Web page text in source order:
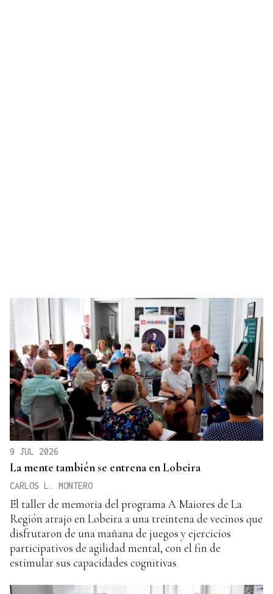
9 JUL 2026
La mente también se entrena en Lobeira
CARLOS L. MONTERO
El taller de memoria del programa A Maiores de La
Región atrajo en Lobeira a una treintena de vecinos que
disfrutaron de una mañana de juegos y ejercicios
participativos de agilidad mental, con el fin de
estimular sus capacidades cognitivas